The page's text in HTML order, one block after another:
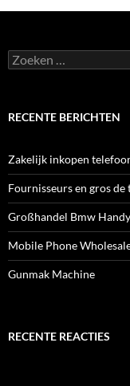
Zoeken
naar:
RECENTE BERICHTEN
Zakelijk inkopen
Fournisseurs en gros
Großhandel Bmw
Mobile Phone
Gunmak Machine
RECENTE REACTIES